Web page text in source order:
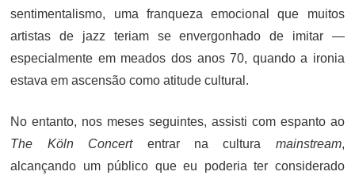
sentimentalismo, uma franqueza emocional que muitos
artistas de jazz teriam se envergonhado de imitar —
especialmente em meados dos anos 70, quando a ironia
estava em ascensão como atitude cultural.
No entanto, nos meses seguintes, assisti com espanto ao
The Köln Concertentrar na cultura mainstream,
alcançando um público que eu poderia ter considerado